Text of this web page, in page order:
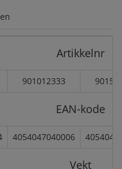
Artikkelnr
901012333
EAN-kode
4054047040006
Vekt